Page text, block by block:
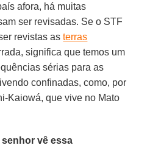
afora, há muitas
ser revisadas. Se o STF
revistas asterras
significa que temos um
sérias para as
confinadas, como, por
Kaiowá, que vive no Mato
senhor vê essa